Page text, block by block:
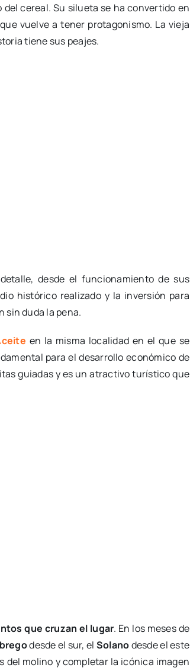
cereal. Su silueta se ha convertido en
vuelve a tener protagonismo. La vieja
tiene sus peajes.
desde el funcionamiento de sus
histórico realizado y la inversión para
sin duda la pena.
en la misma localidad en el que se
para el desarrollo económico de
guiadas y es un atractivo turístico que
que cruzan el lugar. En los meses de
desde el sur, el Solanodesde el este
del molino y completar la icónica imagen